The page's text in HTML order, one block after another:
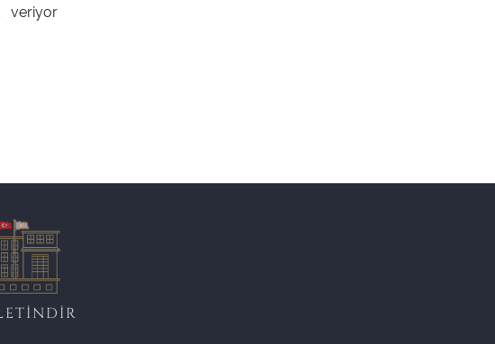
veriyor